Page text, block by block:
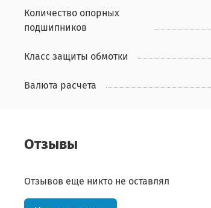
Количество опорных
подшипников
Класс защиты обмотки
Валюта расчета
Отзывы
Отзывов еще никто не оставлял